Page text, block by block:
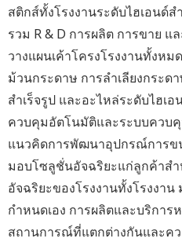
สติกส์ทั้งโรงงานระดับไฮเอนด์
รวม R & D การผลิต การขาย แ
วางแผนเค้าโครงโรงงานทั้งห
ม้วนกระดาษ การลำเลียงกระ
สำเร็จรูป และอะไหล่ระดับไฮเ
ควบคุมอัตโนมัติและระบบควบ
แนวคิดการพัฒนาอุปกรณ์การข
มอบโซลูชั่นอัจฉริยะแก่ลูกค้าส
อัจฉริยะของโรงงานทั้งโรงงา
กำหนดเอง การผลิตและบริกา
สถานการณ์ที่แตกต่างกันและค